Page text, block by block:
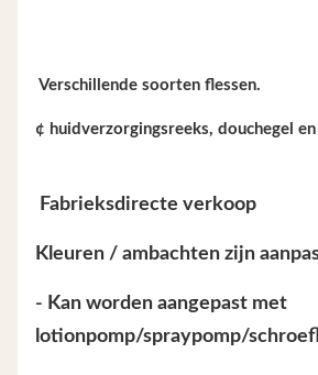
️ Verschillende soorten flessen.
¢ huidverzorgingsreeks, douchegel
️ Fabrieksdirecte verkoop
Kleuren / ambachten zijn
- Kan worden aangepast met
lotionpomp/spraypomp/